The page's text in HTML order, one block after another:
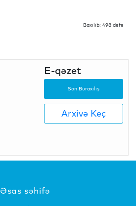
Baxılıb: 498 dəfə
E-qəzet
Son Buraxılış
Arxivə Keç
Əsas səhifə